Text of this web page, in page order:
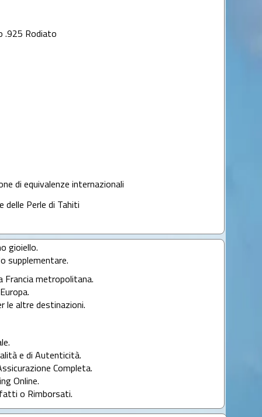
.925 Rodiato
di equivalenze internazionali
delle Perle di Tahiti
gioiello.
supplementare.
Francia metropolitana.
le altre destinazioni.
e di Autenticità.
Completa.
Online.
o Rimborsati.